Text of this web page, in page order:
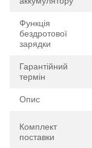
Функція
бездротової
зарядки
Гарантійний
термін
Опис
Комплект
поставки